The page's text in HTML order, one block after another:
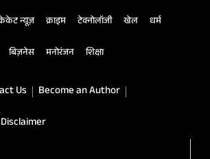
न्यूज़ क्राइम टेक्नोलॉजी खेल धर्म
बिज़नेस मनोरंजन शिक्षा
Us
Become an Author
Disclaimer